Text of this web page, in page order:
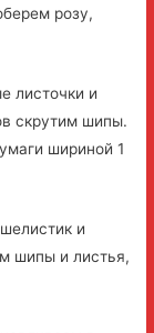
розу,
листочки и
скрутим шипы.
шириной 1
и
шипы и листья,